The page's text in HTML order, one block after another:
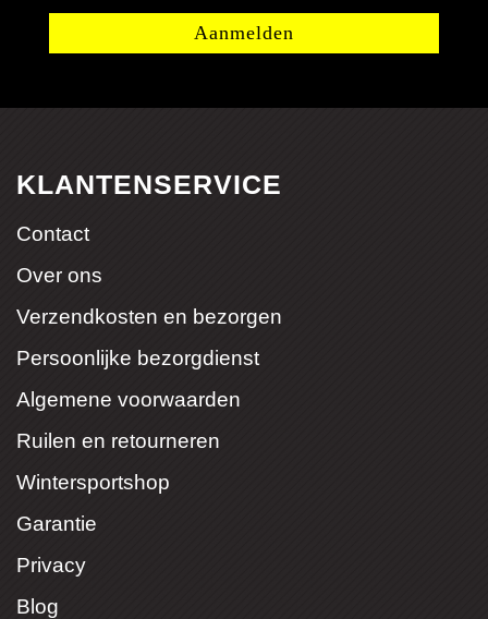
KLANTENSERVICE
Contact
Over ons
Verzendkosten en bezorgen
Persoonlijke bezorgdienst
Algemene voorwaarden
Ruilen en retourneren
Wintersportshop
Garantie
Privacy
Blog